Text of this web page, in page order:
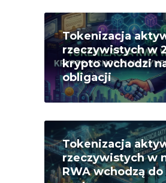
Tokenizacja
rzeczywistych w
krypto wchodzi
obligacji
Tokenizacja
rzeczywistych w
RWA wchodzą do